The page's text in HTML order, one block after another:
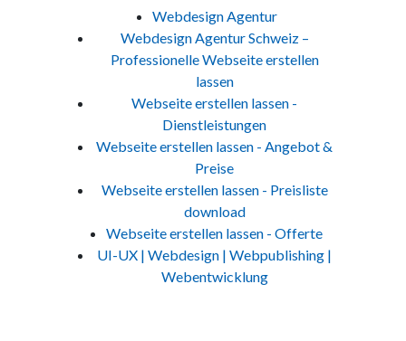
Webdesign Agentur
Webdesign Agentur Schweiz –
Professionelle Webseite erstellen
lassen
Webseite erstellen lassen -
Dienstleistungen
Webseite erstellen lassen - Angebot &
Preise
Webseite erstellen lassen - Preisliste
download
Webseite erstellen lassen - Offerte
UI-UX | Webdesign | Webpublishing |
Webentwicklung